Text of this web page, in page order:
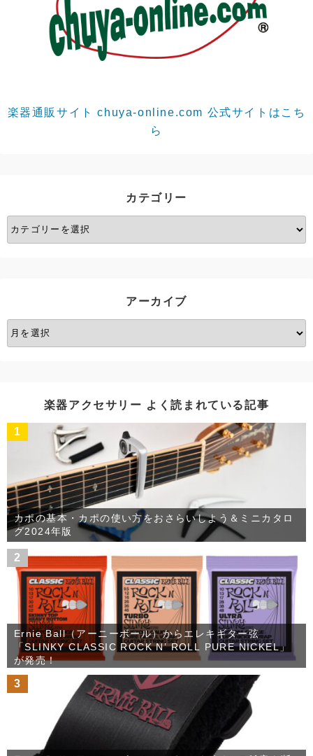
楽器通販サイト chuya-online.com 公式サイトはこち
ら
カテゴリー
カ
テ
アーカイブ
ア
ー
楽器アクセサリー よく読まれている記事
1
カポの基本・カポの使い方をおさらいしよう＆ミニカタロ
グ2024年版
2
Ernie Ball（アーニーボール）からエレキギター弦
「SLINKY CLASSIC ROCK N’ ROLL PURE NICKEL」
が発売！
3